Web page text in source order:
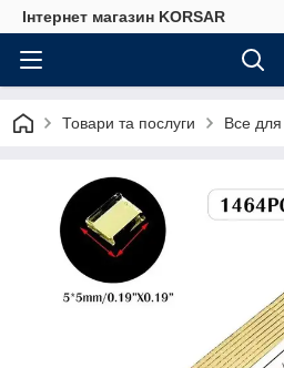
Iнтернет магазин KORSAR
Товари та послуги Все для